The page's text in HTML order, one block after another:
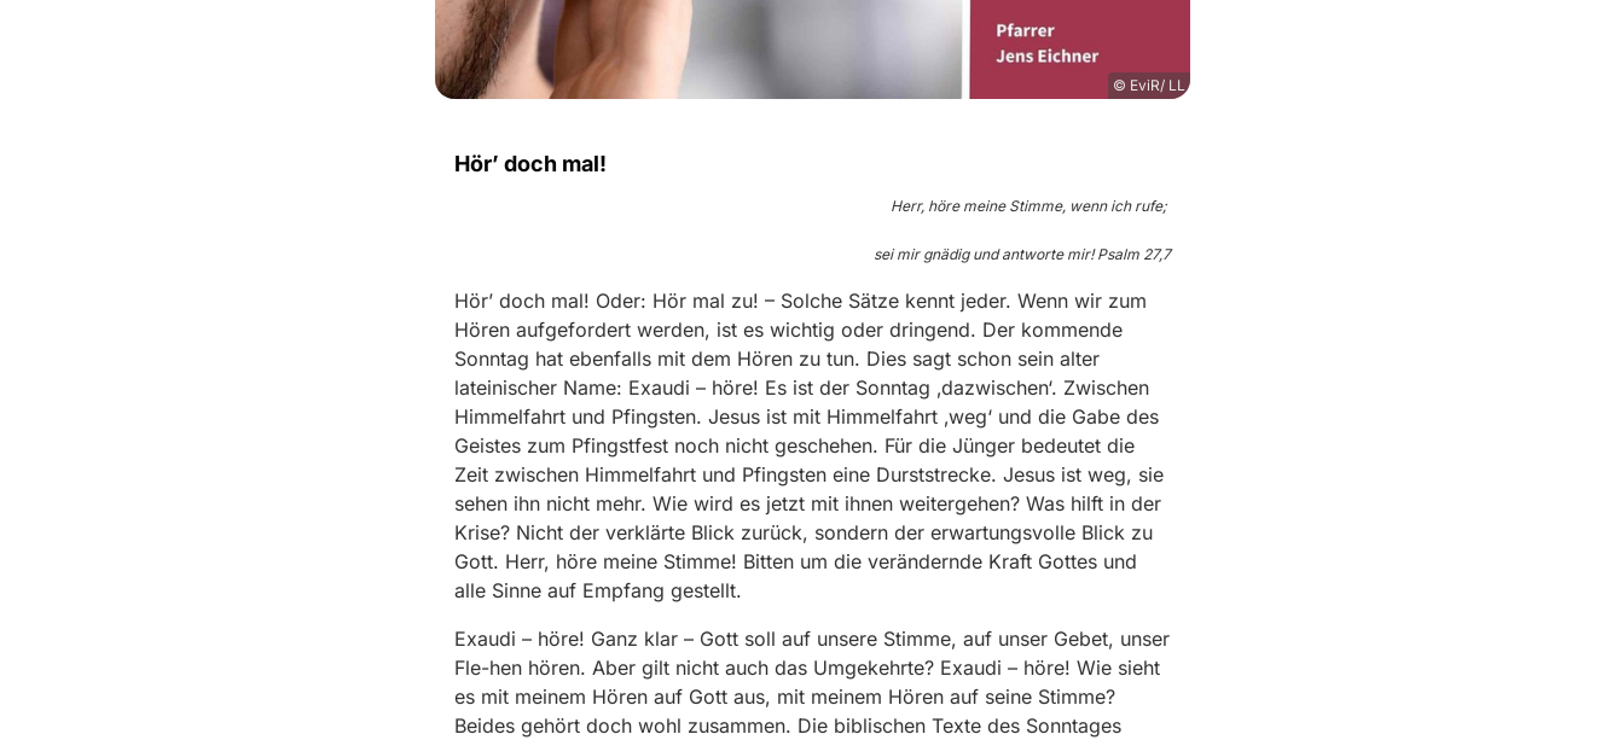
© EviR/ LL
Hör’ doch mal!
Herr, höre meine Stimme, wenn ich rufe;
sei mir gnädig und antworte mir! Psalm 27,7
Hör’ doch mal! Oder: Hör mal zu! – Solche Sätze kennt jeder. Wenn wir zum
Hören aufgefordert werden, ist es wichtig oder dringend. Der kommende
Sonntag hat ebenfalls mit dem Hören zu tun. Dies sagt schon sein alter
lateinischer Name: Exaudi – höre! Es ist der Sonntag ‚dazwischen‘. Zwischen
Himmelfahrt und Pfingsten. Jesus ist mit Himmelfahrt ‚weg‘ und die Gabe des
Geistes zum Pfingstfest noch nicht geschehen. Für die Jünger bedeutet die
Zeit zwischen Himmelfahrt und Pfingsten eine Durststrecke. Jesus ist weg, sie
sehen ihn nicht mehr. Wie wird es jetzt mit ihnen weitergehen? Was hilft in der
Krise? Nicht der verklärte Blick zurück, sondern der erwartungsvolle Blick zu
Gott. Herr, höre meine Stimme! Bitten um die verändernde Kraft Gottes und
alle Sinne auf Empfang gestellt.
Exaudi – höre! Ganz klar – Gott soll auf unsere Stimme, auf unser Gebet, unser
Fle-hen hören. Aber gilt nicht auch das Umgekehrte? Exaudi – höre! Wie sieht
es mit meinem Hören auf Gott aus, mit meinem Hören auf seine Stimme?
Beides gehört doch wohl zusammen. Die biblischen Texte des Sonntages